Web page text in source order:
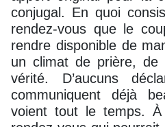
conjugal. En quoi
rendez-vous que le
rendre disponible de
un climat de prière, de
vérité. D’aucuns
communiquent déjà
voient tout le temps.